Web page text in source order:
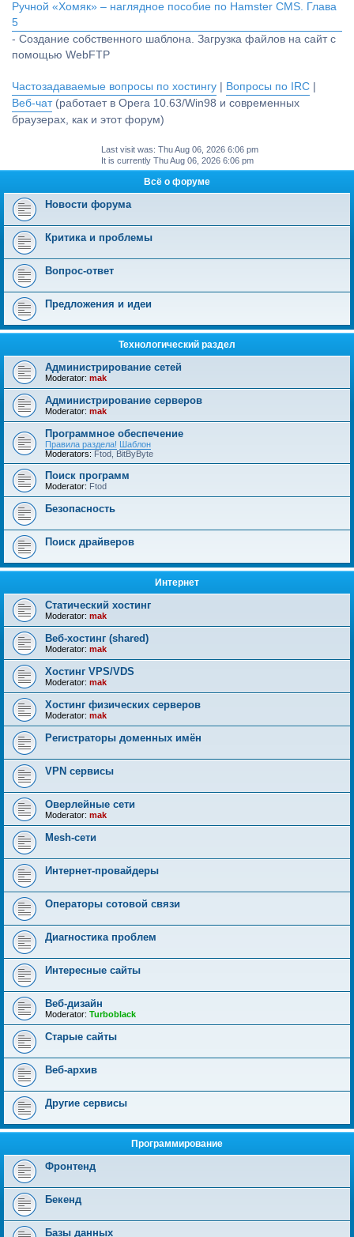
Ручной «Хомяк» – наглядное пособие по Hamster CMS. Глава
5
- Создание собственного шаблона. Загрузка файлов на сайт с
помощью WebFTP
Частозадаваемые вопросы по хостингу Вопросы по IRC
Веб-чат(работает в Opera 10.63/Win98 и современных
браузерах, как и этот форум)
Last visit was: Thu Aug 06, 2026 6:06 pm
It is currently Thu Aug 06, 2026 6:06 pm
Всё о форуме
Новости форума
Критика и проблемы
Вопрос-ответ
Предложения и идеи
Технологический раздел
Администрирование сетей
Moderator: mak
Администрирование серверов
Moderator: mak
Программное обеспечение
Правила раздела! Шаблон
Moderators: Ftod BitByByte
Поиск программ
Moderator: Ftod
Безопасность
Поиск драйверов
Интернет
Статический хостинг
Moderator: mak
Веб-хостинг (shared)
Moderator: mak
Хостинг VPS/VDS
Moderator: mak
Хостинг физических серверов
Moderator: mak
Регистраторы доменных имён
VPN сервисы
Оверлейные сети
Moderator: mak
Mesh-сети
Интернет-провайдеры
Операторы сотовой связи
Диагностика проблем
Интересные сайты
Веб-дизайн
Moderator: Turboblack
Старые сайты
Веб-архив
Другие сервисы
Программирование
Фронтенд
Бекенд
Базы данных